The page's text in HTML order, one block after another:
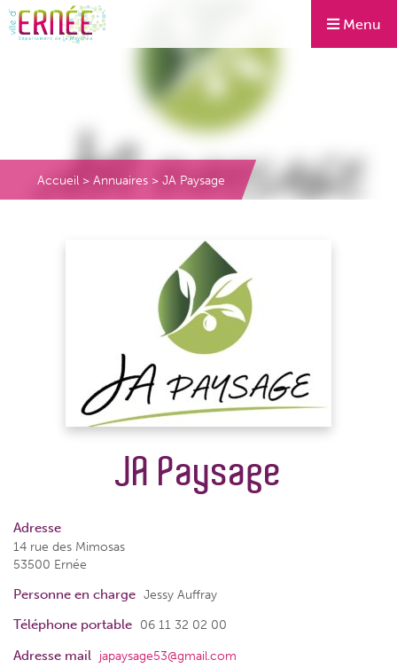
Menu
Accueil > Annuaires > JA Paysage
JA Paysage
Adresse
14 rue des Mimosas
53500 Ernée
Personne en charge Jessy Auffray
Téléphone portable 06 11 32 02 00
Adresse mail
japaysage53@gmail.com